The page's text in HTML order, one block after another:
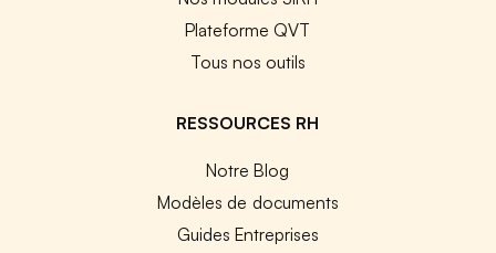
Plateforme QVT
Tous nos outils
RESSOURCES RH
Notre Blog
Modèles de documents
Guides Entreprises